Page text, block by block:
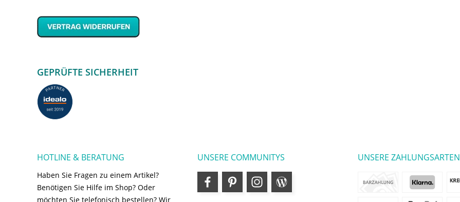
GEPRÜFTE SICHERHEIT
HOTLINE & BERATUNG
Haben Sie Fragen zu einem Artikel?
Benötigen Sie Hilfe im Shop? Oder
möchten Sie telefonisch bestellen? Wir
UNSERE COMMUNITYS UNSERE ZAHLUNGSARTEN